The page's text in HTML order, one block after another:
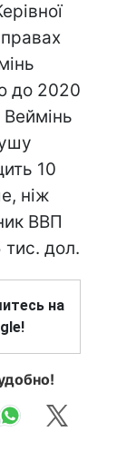
до 2020
10
ніж
ВВП
дол.
на